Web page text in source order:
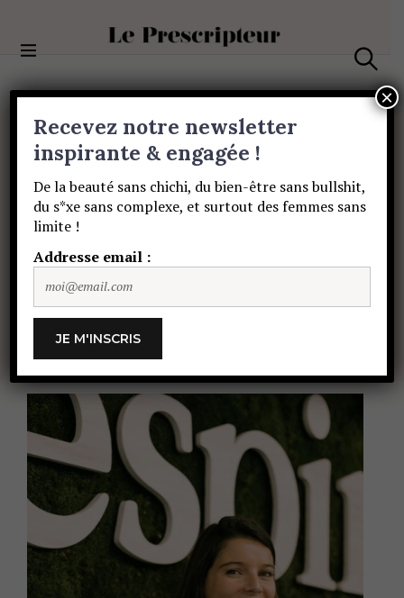
Le Prescripteur
e
a
BEAUTÉ
JustineHutteau:
“Matumeuràla
poitrineaétéun
déclic.”
Recevez notre newsletter
inspirante & engagée !
De la beauté sans chichi, du bien-être sans bullshit,
du s*xe sans complexe, et surtout des femmes sans
limite !
Addresse email :
×